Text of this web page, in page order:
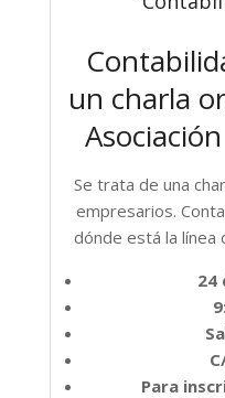
un charla
Se trata de una
empresarios.
dónde está la línea
24
Para